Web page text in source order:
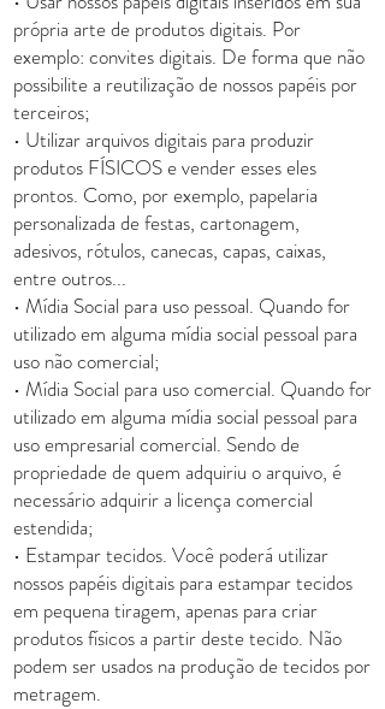
própria arte de produtos digitais. Por
exemplo: convites digitais. De forma que não
possibilite a reutilização de nossos papéis por
terceiros;
• Utilizar arquivos digitais para produzir
produtos FÍSICOS e vender esses eles
prontos. Como, por exemplo, papelaria
personalizada de festas, cartonagem,
adesivos, rótulos, canecas, capas, caixas,
entre outros...
• Mídia Social para uso pessoal. Quando for
utilizado em alguma mídia social pessoal para
uso não comercial;
• Mídia Social para uso comercial. Quando for
utilizado em alguma mídia social pessoal para
uso empresarial comercial. Sendo de
propriedade de quem adquiriu o arquivo, é
necessário adquirir a licença comercial
estendida;
• Estampar tecidos. Você poderá utilizar
nossos papéis digitais para estampar tecidos
em pequena tiragem, apenas para criar
produtos físicos a partir deste tecido. Não
podem ser usados na produção de tecidos por
metragem.